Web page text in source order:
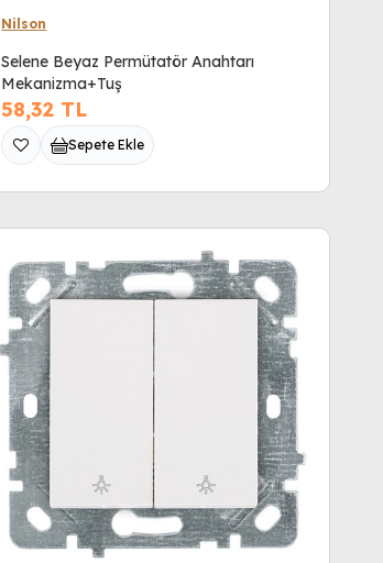
Nilson
Selene Beyaz Permütatör Anahtarı
Mekanizma+Tuş
58,32 TL
Sepete Ekle